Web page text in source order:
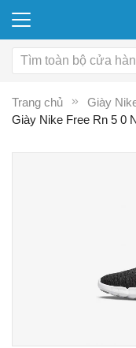
Trang chủ
Giày
Giày Nike Free Rn 5 0